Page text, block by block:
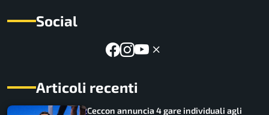
Social
Articoli recenti
Ceccon annuncia 4 gare individuali agli